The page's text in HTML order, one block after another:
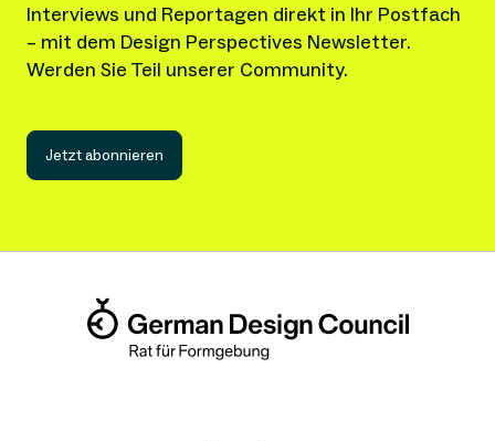
Interviews und Reportagen direkt in Ihr Postfach
– mit dem Design Perspectives Newsletter.
Werden Sie Teil unserer Community.
Jetzt abonnieren